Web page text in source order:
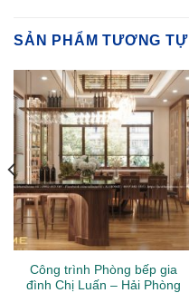
SẢN PHẨM TƯƠNG TỰ
Công trình Phòng bếp gia
đình Chị Luấn – Hải Phòng